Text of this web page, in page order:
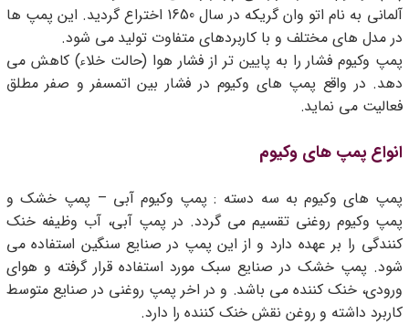
آلمانی به نام اتو وان گریکه در سال 1650 اختراع گردید. این پمپ ها
در مدل های مختلف و با کاربردهای متفاوت تولید می شود.
پمپ وکیوم فشار را به پایین تر از فشار هوا (حالت خلاء) کاهش می
دهد. در واقع پمپ های وکیوم در فشار بین اتمسفر و صفر مطلق
فعالیت می نماید.
انواع پمپ های وکیوم
پمپ های وکیوم به سه دسته : پمپ وکیوم آبی – پمپ خشک و
پمپ وکیوم روغنی تقسیم می گردد. در پمپ آبی، آب وظیفه خنک
کنندگی را بر عهده دارد و از این پمپ در صنایع سنگین استفاده می
شود. پمپ خشک در صنایع سبک مورد استفاده قرار گرفته و هوای
ورودی، خنک کننده می باشد. و در اخر پمپ روغنی در صنایع متوسط
کاربرد داشته و روغن نقش خنک کننده را دارد.